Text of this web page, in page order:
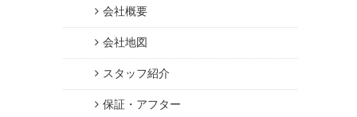
会社概要
会社地図
スタッフ紹介
保証・アフター